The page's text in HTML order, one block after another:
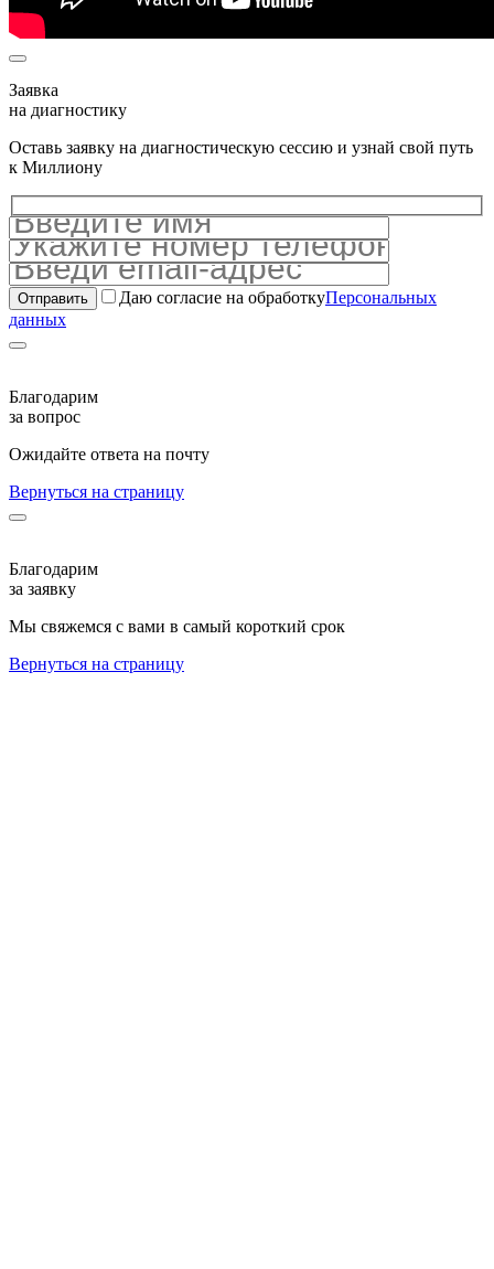
Заявка
на диагностику
Оставь заявку на диагностическую сессию и узнай свой путь
к Миллиону
Даю согласие на обработкуПерсональных
данных
Благодарим
за вопрос
Ожидайте ответа на почту
Вернуться на страницу
Благодарим
за заявку
Мы свяжемся с вами в самый короткий срок
Вернуться на страницу